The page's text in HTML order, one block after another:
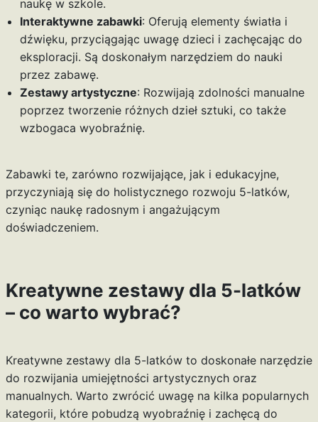
naukę w szkole.
Interaktywne zabawki: Oferują elementy światła i
dźwięku, przyciągając uwagę dzieci i zachęcając do
eksploracji. Są doskonałym narzędziem do nauki
przez zabawę.
Zestawy artystyczne: Rozwijają zdolności manualne
poprzez tworzenie różnych dzieł sztuki, co także
wzbogaca wyobraźnię.
Zabawki te, zarówno rozwijające, jak i edukacyjne,
przyczyniają się do holistycznego rozwoju 5-latków,
czyniąc naukę radosnym i angażującym
doświadczeniem.
Kreatywne zestawy dla 5-latków
– co warto wybrać?
Kreatywne zestawy dla 5-latków to doskonałe narzędzie
do rozwijania umiejętności artystycznych oraz
manualnych. Warto zwrócić uwagę na kilka popularnych
kategorii, które pobudzą wyobraźnię i zachęcą do